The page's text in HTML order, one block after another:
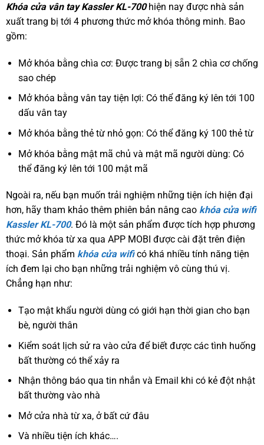
Khóa cửa vân tay Kassler KL-700hiện nay được nhà sản
xuất trang bị tới 4 phương thức mở khóa thông minh. Bao
gồm:
Mở khóa bằng chìa cơ: Được trang bị sẵn 2 chìa cơ chống
sao chép
Mở khóa bằng vân tay tiện lợi: Có thể đăng ký lên tới 100
dấu vân tay
Mở khóa bằng thẻ từ nhỏ gọn: Có thể đăng ký 100 thẻ từ
Mở khóa bằng mật mã chủ và mật mã người dùng: Có
thể đăng ký lên tới 100 mật mã
Ngoài ra, nếu bạn muốn trải nghiệm những tiện ích hiện đại
hơn, hãy tham khảo thêm phiên bản nâng cao khóa cửa wifi
Kassler KL-700. Đó là một sản phẩm được tích hợp phương
thức mở khóa từ xa qua APP MOBI được cài đặt trên điện
thoại. Sản phẩm khóa cửa wificó khá nhiều tính năng tiện
ích đem lại cho bạn những trải nghiệm vô cùng thú vị.
Chẳng hạn như:
Tạo mật khẩu người dùng có giới hạn thời gian cho bạn
bè, người thân
Kiểm soát lịch sử ra vào cửa để biết được các tình huống
bất thường có thể xảy ra
Nhận thông báo qua tin nhắn và Email khi có kẻ đột nhật
bất thường vào nhà
Mở cửa nhà từ xa, ở bất cứ đâu
Và nhiều tiện ích khác….